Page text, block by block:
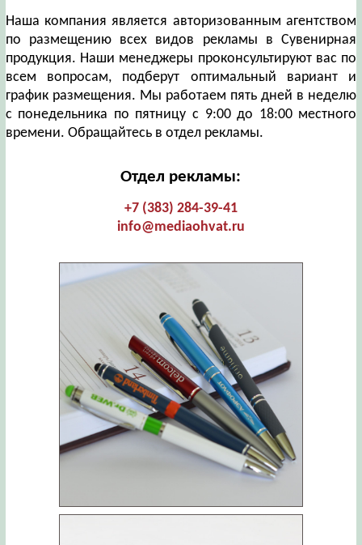
Наша компания является авторизованным агентством
по размещению всех видов рекламы в Сувенирная
продукция. Наши менеджеры проконсультируют вас по
всем вопросам, подберут оптимальный вариант и
график размещения. Мы работаем пять дней в неделю
с понедельника по пятницу с 9:00 до 18:00 местного
времени. Обращайтесь в отдел рекламы.
Отдел рекламы:
+7 (383) 284-39-41
info@mediaohvat.ru